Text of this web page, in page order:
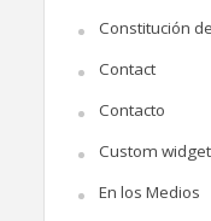
Constitución
Contact
Contacto
Custom
En los Medios